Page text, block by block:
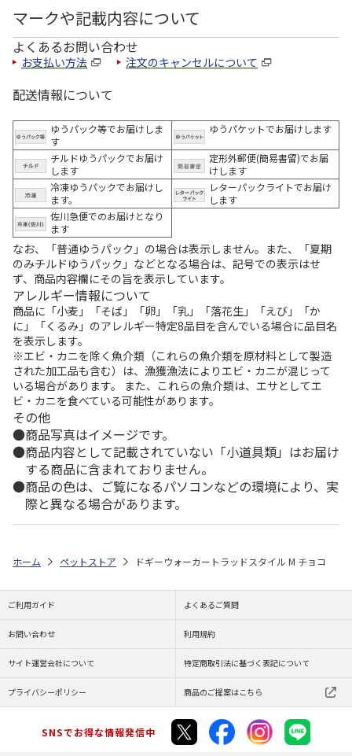
マークや記載内容について
よくあるお問い合わせ
お支払い方法 注文のキャンセルについて
配送情報について
ゆうパック等でお届けしま
す
ゆうパケットでお届けします
チルドゆうパックでお届け
します
定形外郵便(簡易書留)でお届
けします
冷凍ゆうパックでお届けし
ます。
レターパックライトでお届け
します
佐川急便でのお届けとなり
ます
なお、「普通ゆうパック」の場合は表示しません。また、「夏期
のみチルドゆうパック」などとなる場合は、記号での表示はせ
ず、商品内容欄にその旨を表示しています。
アレルギー情報について
商品に「小麦」「そば」「卵」「乳」「落花生」「えび」「か
に」「くるみ」のアレルギー特定8品目を含んでいる場合に品目名
を表示します。
※エビ・カニを除く魚介類（これらの魚介類を原材料として製造
された加工品も含む）は、漁獲漁法によりエビ・カニが混じって
いる場合があります。 また、これらの魚介類は、エサとしてエ
ビ・カニを食べている可能性があります。
その他
商品写真はイメージです。
商品内容として記載されていない「小道具類」はお届け
する商品に含まれておりません。
商品の色は、ご覧になるパソコンなどの環境により、実
際と異なる場合があります。
ホーム ペットストア ドギーウォーカートラッドスタイル M チョコ
ご利用ガイド よくあるご質問
お問い合わせ 利用規約
サイト運営会社について 特定商取引法に基づく表記について
プライバシーポリシー 商品のご提案はこちら
SNSでお得な情報発信中